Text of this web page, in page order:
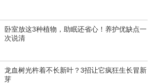
卧室放这3种植物，助眠还省心！养护优缺点一
次说清
龙血树光杵着不长新叶？3招让它疯狂生长冒新
芽